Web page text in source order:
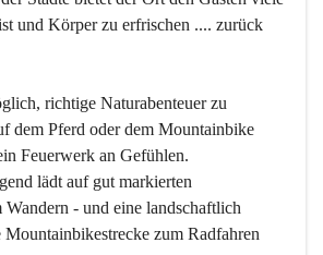
und Körper zu erfrischen .... zurück
richtige Naturabenteuer zu
dem Pferd oder dem Mountainbike
Feuerwerk an Gefühlen.
lädt auf gut markierten
Wandern - und eine landschaftlich
Mountainbikestrecke zum Radfahren